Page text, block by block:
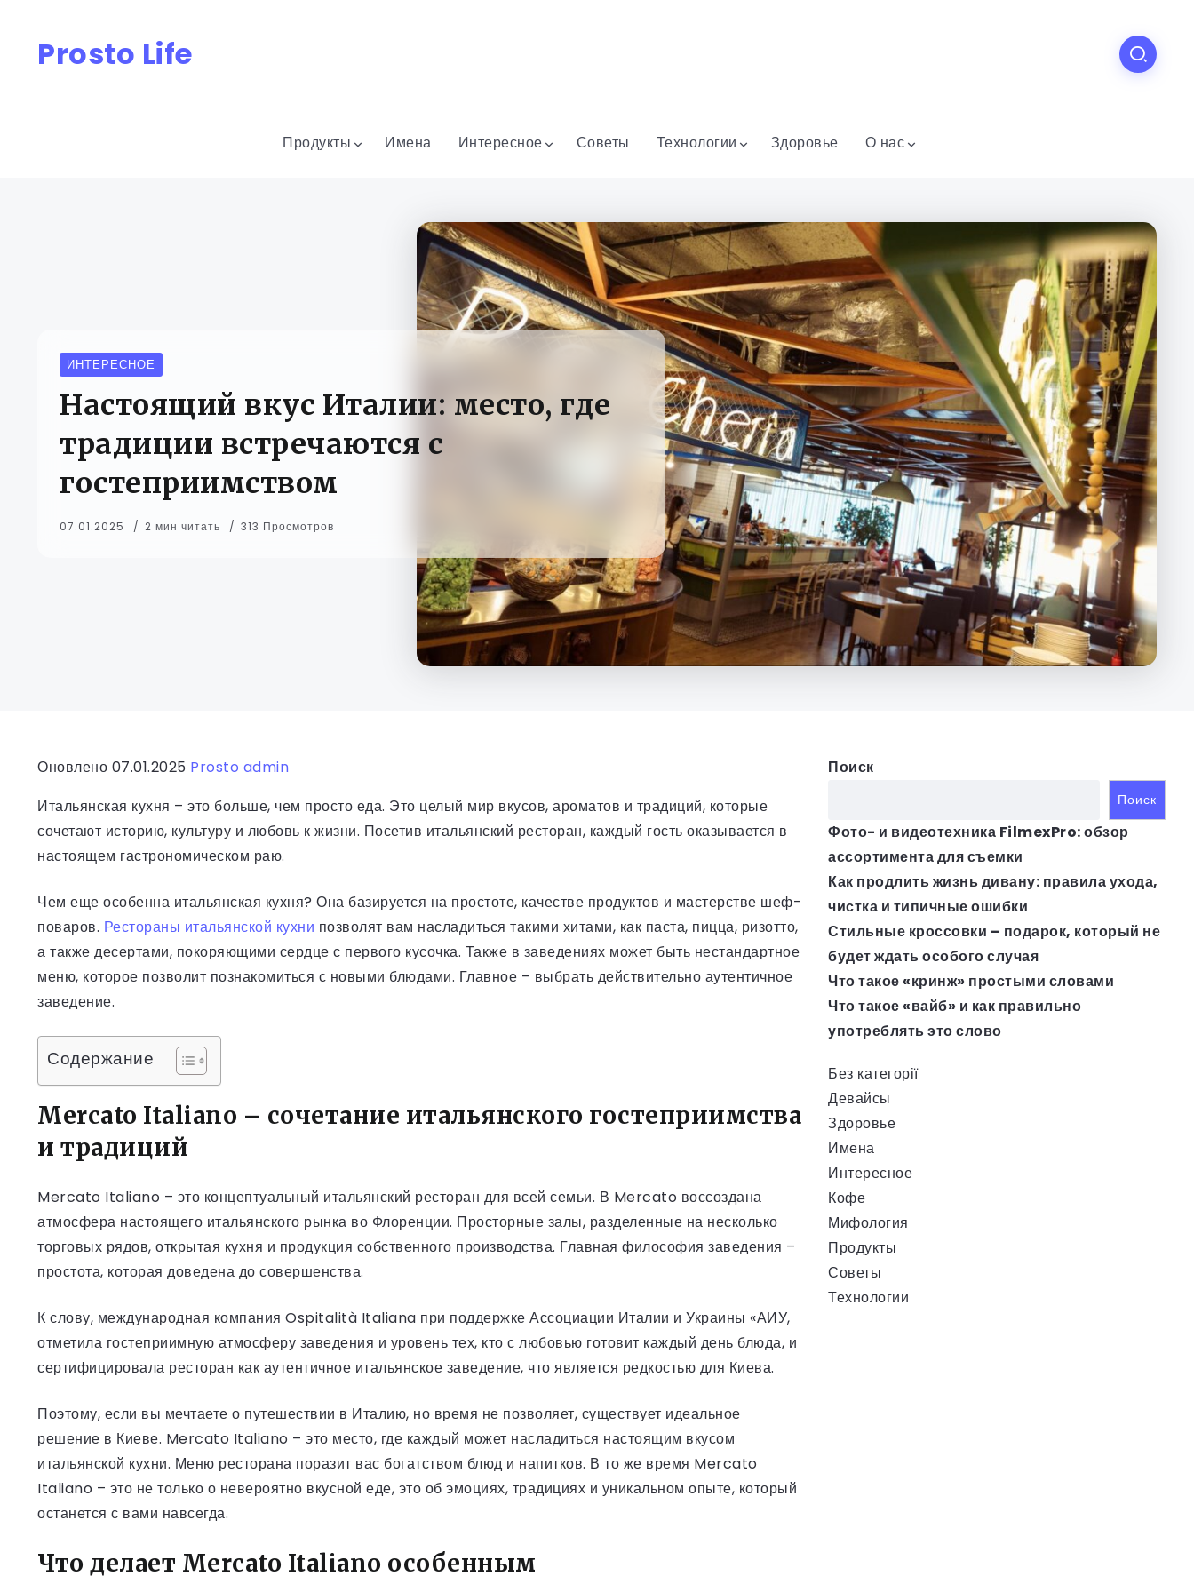
Prosto Life
Продукты Имена Интересное Советы Технологии Здоровье О нас
ИНТЕРЕСНОЕ
Настоящий вкус Италии: место, где
традиции встречаются с
гостеприимством
07.01.2025 2 мин читать 313 Просмотров
Оновлено 07.01.2025 Prosto admin
Итальянская кухня – это больше, чем просто еда. Это целый мир вкусов, ароматов и традиций, которые
сочетают историю, культуру и любовь к жизни. Посетив итальянский ресторан, каждый гость оказывается в
настоящем гастрономическом раю.
Чем еще особенна итальянская кухня? Она базируется на простоте, качестве продуктов и мастерстве шеф-
поваров. Рестораны итальянской кухни позволят вам насладиться такими хитами, как паста, пицца, ризотто,
а также десертами, покоряющими сердце с первого кусочка. Также в заведениях может быть нестандартное
меню, которое позволит познакомиться с новыми блюдами. Главное – выбрать действительно аутентичное
заведение.
Содержание
Mercato Italiano – сочетание итальянского гостеприимства
и традиций
Mercato Italiano – это концептуальный итальянский ресторан для всей семьи. В Mercato воссоздана
атмосфера настоящего итальянского рынка во Флоренции. Просторные залы, разделенные на несколько
торговых рядов, открытая кухня и продукция собственного производства. Главная философия заведения –
простота, которая доведена до совершенства.
К слову, международная компания Ospitalità Italiana при поддержке Ассоциации Италии и Украины «АИУ,
отметила гостеприимную атмосферу заведения и уровень тех, кто с любовью готовит каждый день блюда, и
сертифицировала ресторан как аутентичное итальянское заведение, что является редкостью для Киева.
Поэтому, если вы мечтаете о путешествии в Италию, но время не позволяет, существует идеальное
решение в Киеве. Mercato Italiano – это место, где каждый может насладиться настоящим вкусом
итальянской кухни. Меню ресторана поразит вас богатством блюд и напитков. В то же время Mercato
Italiano – это не только о невероятно вкусной еде, это об эмоциях, традициях и уникальном опыте, который
останется с вами навсегда.
Что делает Mercato Italiano особенным
Поиск
Поиск
Фото- и видеотехника FilmexPro: обзор
ассортимента для съемки
Как продлить жизнь дивану: правила ухода,
чистка и типичные ошибки
Стильные кроссовки – подарок, который не
будет ждать особого случая
Что такое «кринж» простыми словами
Что такое «вайб» и как правильно
употреблять это слово
Без категорії
Девайсы
Здоровье
Имена
Интересное
Кофе
Мифология
Продукты
Советы
Технологии